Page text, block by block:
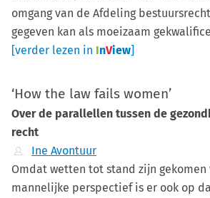
omgang van de Afdeling
gegeven kan als moeizaam
[verder lezen in InView]
‘How the law fails women’
Over de parallellen tussen de
recht
Ine Avontuur
Omdat wetten tot stand zijn
mannelijke perspectief is er ook op